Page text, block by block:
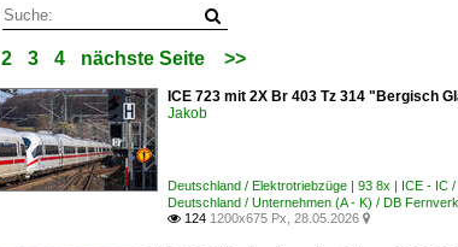
Deutschland
Alle Jahre
2010
2 3 4 nächste Seite >>
ICE 723 mit 2X Br 403 Tz 314 "Bergisch
Jakob
Deutschland / Elektrotriebzüge | 93 8x | ICE - IC
Deutschland / Unternehmen (A - K) / DB
 124 1200x675 Px, 28.05.2026 